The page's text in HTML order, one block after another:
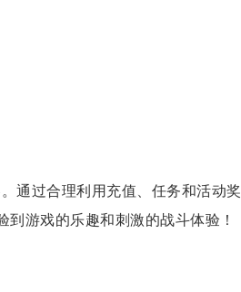
通过合理利用充值、任务和活动奖
游戏的乐趣和刺激的战斗体验！